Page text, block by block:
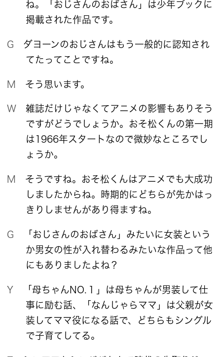
ね。「おじさんのおばさん」は少年ブックに
掲載された作品です。
G ダヨーンのおじさんはもう一般的に認知され
てたってことですね。
M そう思います。
W 雑誌だけじゃなくてアニメの影響もありそう
ですがどうでしょうか。おそ松くんの第一期
は1966年スタートなので微妙なところでし
ょうか。
M そうですね。おそ松くんはアニメでも大成功
しましたからね。時期的にどちらが先かはっ
きりしませんがあり得ますね。
G 「おじさんのおばさん」みたいに女装という
か男女の性が入れ替わるみたいな作品って他
にもありましたよね？
Y 「母ちゃんNO.１」は母ちゃんが男装して仕
事に励む話、「なんじゃらママ」は父親が女
装してママ役になる話で、どちらもシングル
で子育てしてる。